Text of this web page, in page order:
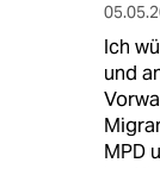
Ich
und
MPD